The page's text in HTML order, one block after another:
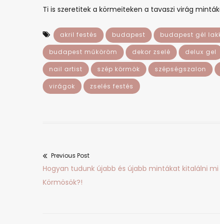
Ti is szeretitek a körmeiteken a tavaszi virág
akril festés budapest budapest gél
budapest műköröm dekor zselé delux gel
nail artist szép körmök szépségszalon
virágok zselés festés
Bejegyzés
navigáció
Previous Post
Previous
post:
Hogyan tudunk újabb és újabb mintákat kitalálni mi
Körmösök?!